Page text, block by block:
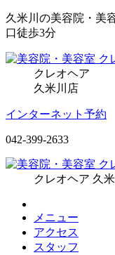
久米川の美容院・美
口徒歩3分
クレオヘア
久米川店
インターネット予約
042-399-2633
クレオヘア 久
メニュー
アクセス
スタッフ